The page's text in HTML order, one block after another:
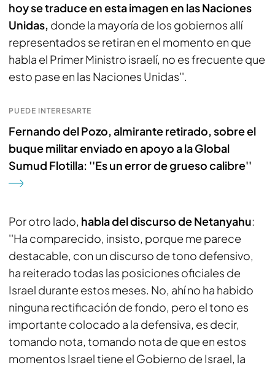
hoy se traduce en esta imagen en las Naciones
Unidas, donde la mayoría de los gobiernos allí
representados se retiran en el momento en que
habla el Primer Ministro israelí, no es frecuente que
esto pase en las Naciones Unidas''.
PUEDE INTERESARTE
Fernando del Pozo, almirante retirado, sobre el
buque militar enviado en apoyo a la Global
Sumud Flotilla: ''Es un error de grueso calibre''
Por otro lado, habla del discurso de Netanyahu:
''Ha comparecido, insisto, porque me parece
destacable, con un discurso de tono defensivo,
ha reiterado todas las posiciones oficiales de
Israel durante estos meses. No, ahí no ha habido
ninguna rectificación de fondo, pero el tono es
importante colocado a la defensiva, es decir,
tomando nota, tomando nota de que en estos
momentos Israel tiene el Gobierno de Israel, la